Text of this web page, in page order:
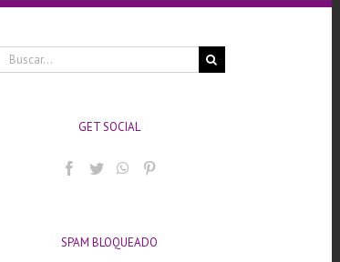
Buscar:
GET SOCIAL
SPAM BLOQUEADO